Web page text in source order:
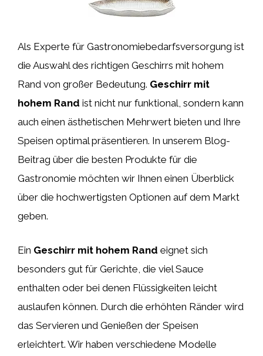
Als Experte für Gastronomiebedarfsversorgung ist
die Auswahl des richtigen Geschirrs mit hohem
Rand von großer Bedeutung. Geschirr mit
hohem Rand ist nicht nur funktional, sondern kann
auch einen ästhetischen Mehrwert bieten und Ihre
Speisen optimal präsentieren. In unserem Blog-
Beitrag über die besten Produkte für die
Gastronomie möchten wir Ihnen einen Überblick
über die hochwertigsten Optionen auf dem Markt
geben.
Ein Geschirr mit hohem Rand eignet sich
besonders gut für Gerichte, die viel Sauce
enthalten oder bei denen Flüssigkeiten leicht
auslaufen können. Durch die erhöhten Ränder wird
das Servieren und Genießen der Speisen
erleichtert. Wir haben verschiedene Modelle